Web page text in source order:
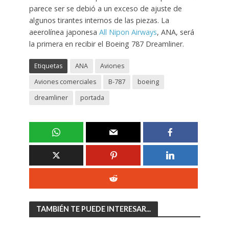
parece ser se debió a un exceso de ajuste de
algunos tirantes internos de las piezas. La
aeerolínea japonesa All Nipon Airways, ANA, será
la primera en recibir el Boeing 787 Dreamliner.
Etiquetas ANA
Aviones
Aviones comerciales
B-787
boeing
dreamliner
portada
TAMBIÉN TE PUEDE INTERESAR...